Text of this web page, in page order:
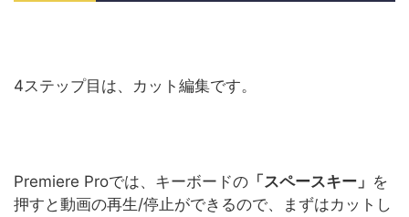
4ステップ目は、カット編集です。
Premiere Proでは、キーボードの 「スペースキー」 を
押すと動画の再生/停止ができるので、まずはカットし